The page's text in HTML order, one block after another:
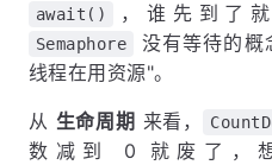
await() ，谁先到了
Semaphore
没有等待的
线程在用资源"。
从 生命周期 来看，
数减到 0 就废了，